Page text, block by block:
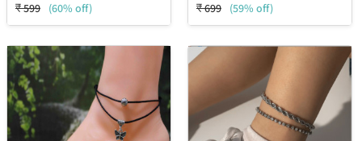
₹599 (60% off)
₹699 (59% off)